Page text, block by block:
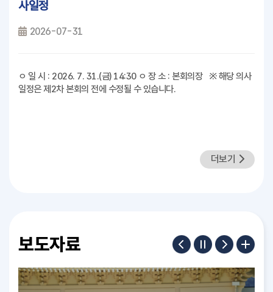
사일정
2026-07-31
ㅇ 일 시 : 2026. 7. 31.(금) 14:30 ㅇ 장 소 : 본회의장 ※ 해당 의사
일정은 제2차 본회의 전에 수정될 수 있습니다.
더보기
보도자료